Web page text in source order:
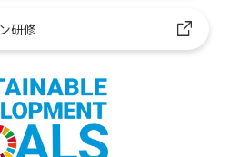
研修